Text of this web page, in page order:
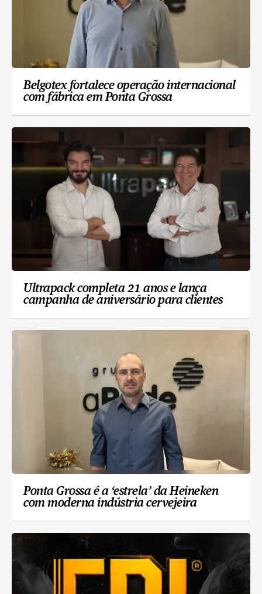
Belgotex fortalece operação internacional
com fábrica em Ponta Grossa
Ultrapack completa 21 anos e lança
campanha de aniversário para clientes
Ponta Grossa é a ‘estrela’ da Heineken
com moderna indústria cervejeira